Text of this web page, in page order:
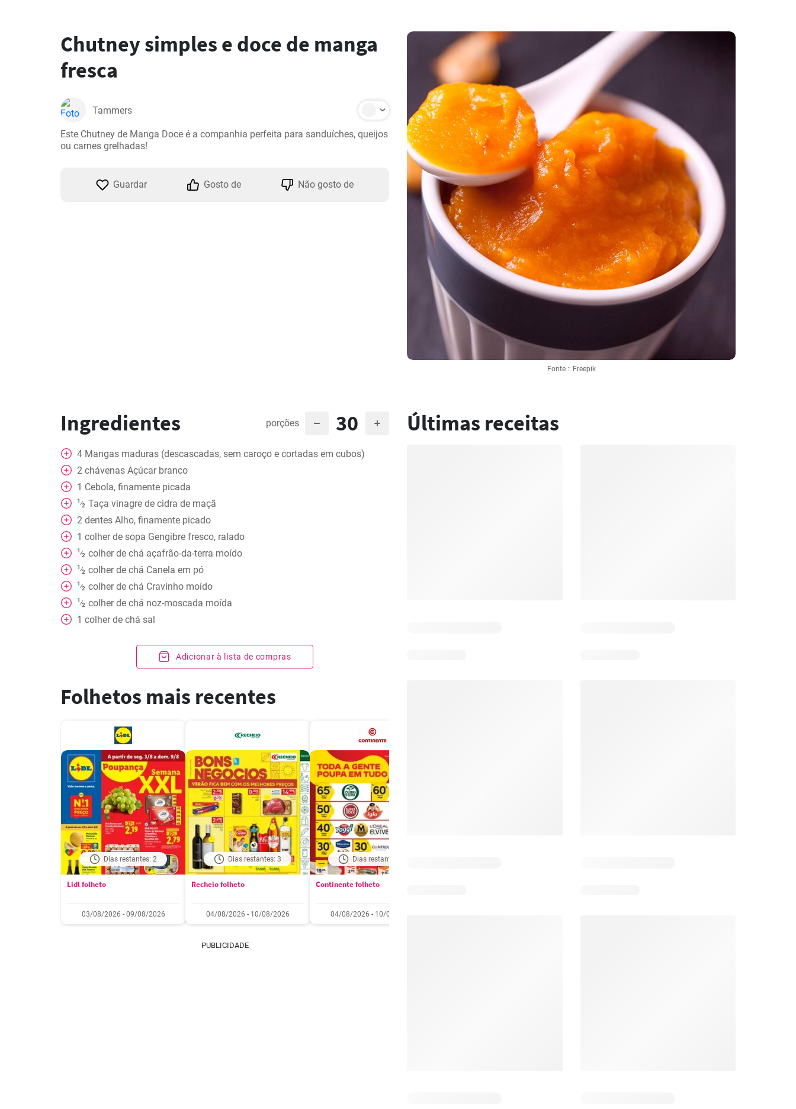
Fonte :: Freepik
Chutney simples e doce de manga
fresca
Tammers
Este Chutney de Manga Doce é a companhia perfeita para sanduíches, queijos
ou carnes grelhadas!
Guardar Gosto de Não gosto de
Ingredientes porções 30
4 Mangas maduras (descascadas, sem caroço e cortadas em cubos)
2 chávenas Açúcar branco
1 Cebola, finamente picada
1⁄2 Taça vinagre de cidra de maçã
2 dentes Alho, finamente picado
1 colher de sopa Gengibre fresco, ralado
1⁄2 colher de chá açafrão-da-terra moído
1⁄2 colher de chá Canela em pó
1⁄2 colher de chá Cravinho moído
1⁄2 colher de chá noz-moscada moída
1 colher de chá sal
Adicionar à lista de compras
Folhetos mais recentes
Dias restantes: 2
Lidl folheto
03/08/2026 - 09/08/2026
Dias restantes: 3
Recheio folheto
04/08/2026 - 10/08/2026
Dias restantes: 3
Continente folheto
04/08/2026 - 10/08/2026
PUBLICIDADE
Últimas receitas